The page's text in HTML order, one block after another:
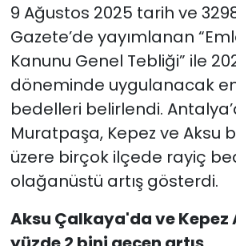
9 Ağustos 2025 tarih ve
Gazete’de yayımlanan
Kanunu Genel Tebliği” ile
döneminde uygulanacak
bedelleri belirlendi.
Muratpaşa, Kepez ve Aksu
üzere birçok ilçede rayiç
olağanüstü artış gösterdi.
Aksu Çalkaya'da ve Kepez